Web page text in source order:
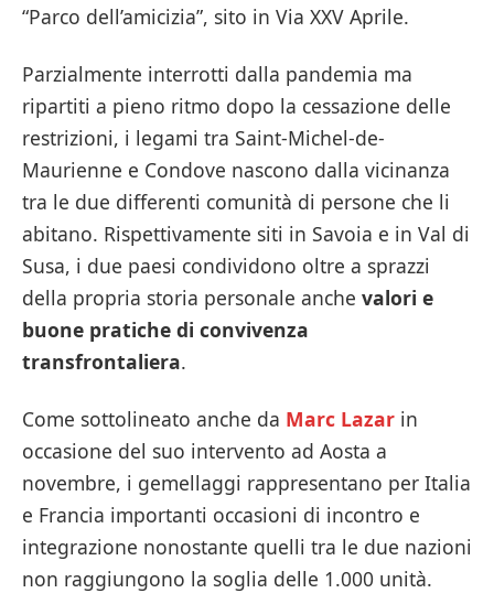
“Parco dell’amicizia”, sito in Via XXV Aprile.
Parzialmente interrotti dalla pandemia ma
ripartiti a pieno ritmo dopo la cessazione delle
restrizioni, i legami tra Saint-Michel-de-
Maurienne e Condove nascono dalla vicinanza
tra le due differenti comunità di persone che li
abitano. Rispettivamente siti in Savoia e in Val di
Susa, i due paesi condividono oltre a sprazzi
della propria storia personale anche valori e
buone pratiche di convivenza
transfrontaliera.
Come sottolineato anche da Marc Lazar in
occasione del suo intervento ad Aosta a
novembre, i gemellaggi rappresentano per Italia
e Francia importanti occasioni di incontro e
integrazione nonostante quelli tra le due nazioni
non raggiungono la soglia delle 1.000 unità.